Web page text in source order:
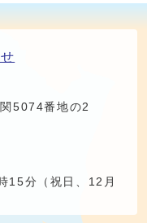
5074番地の2
15分（祝日、12月